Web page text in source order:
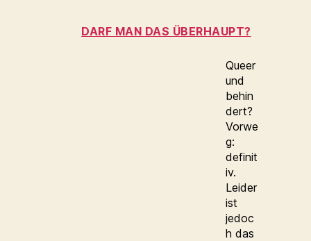
DARF MAN DAS ÜBERHAUPT?
Queer
und
behin
dert?
Vorwe
g:
definit
iv.
Leider
ist
jedoc
h das